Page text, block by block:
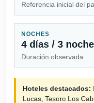
Referencia inicial del
NOCHES
4 días / 3
Duración observada
Hoteles destacados:
Lucas, Tesoro Los